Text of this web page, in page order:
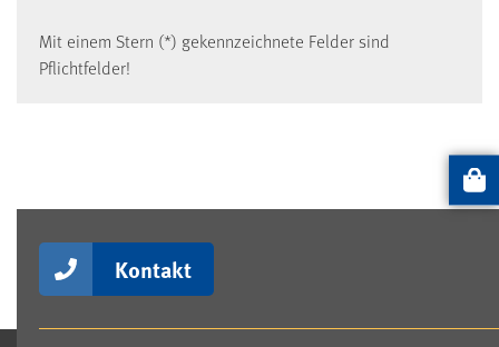
Mit einem Stern (*) gekennzeichnete Felder sind
Pflichtfelder!
Kontakt
Artikel